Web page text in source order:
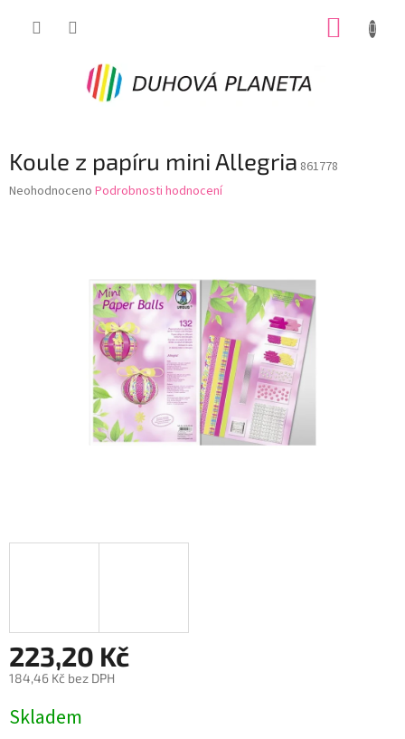
Koule z papíru mini Allegria 861778
Průměrné
Neohodnoceno Podrobnosti hodnocení
223,20 Kč
184,46 Kč bez DPH
cena:
Skladem